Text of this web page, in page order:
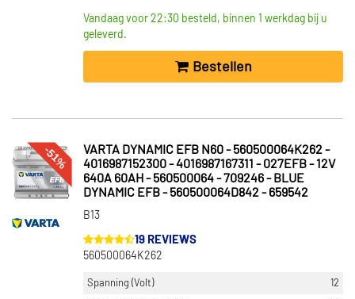
Vandaag voor 22:30 besteld, binnen 1 werkdag bij u
geleverd.
Bestellen
-51%
VARTA DYNAMIC EFB N60 - 560500064K262 -
4016987152300 - 4016987167311 - 027EFB - 12V
640A 60AH - 560500064 - 709246 - BLUE
DYNAMIC EFB - 560500064D842 - 659542
B13
19 REVIEWS
560500064K262
Spanning (Volt)
12